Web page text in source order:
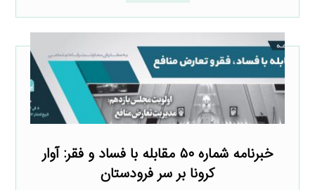
خبرنامه شماره ۵۰ مقابله با فساد و فقر: آوار
کرونا بر سر فرودستان